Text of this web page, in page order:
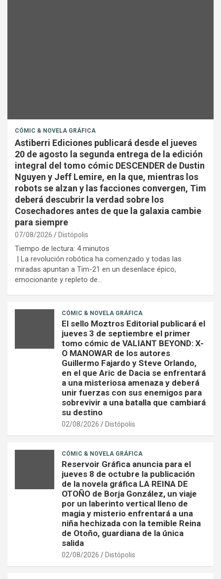
CÓMIC & NOVELA GRÁFICA
Astiberri Ediciones publicará desde el jueves
20 de agosto la segunda entrega de la edición
integral del tomo cómic DESCENDER de Dustin
Nguyen y Jeff Lemire, en la que, mientras los
robots se alzan y las facciones convergen, Tim
deberá descubrir la verdad sobre los
Cosechadores antes de que la galaxia cambie
para siempre
07/08/2026 Distópolis
Tiempo de lectura: 4 minutos
| La revolución robótica ha comenzado y todas las
miradas apuntan a Tim-21 en un desenlace épico,
emocionante y repleto de…
CÓMIC & NOVELA GRÁFICA
El sello Moztros Editorial publicará el
jueves 3 de septiembre el primer
tomo cómic de VALIANT BEYOND: X-
O MANOWAR de los autores
Guillermo Fajardo y Steve Orlando,
en el que Aric de Dacia se enfrentará
a una misteriosa amenaza y deberá
unir fuerzas con sus enemigos para
sobrevivir a una batalla que cambiará
su destino
02/08/2026 Distópolis
CÓMIC & NOVELA GRÁFICA
Reservoir Gráfica anuncia para el
jueves 8 de octubre la publicación
de la novela gráfica LA REINA DE
OTOÑO de Borja González, un viaje
por un laberinto vertical lleno de
magia y misterio enfrentará a una
niña hechizada con la temible Reina
de Otoño, guardiana de la única
salida
02/08/2026 Distópolis